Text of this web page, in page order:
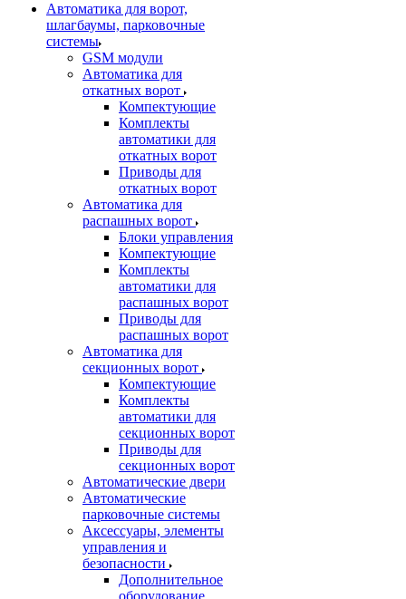
Автоматика для ворот,
шлагбаумы, парковочные
системы
GSM модули
Автоматика для
откатных ворот
Компектующие
Комплекты
автоматики для
откатных ворот
Приводы для
откатных ворот
Автоматика для
распашных ворот
Блоки управления
Компектующие
Комплекты
автоматики для
распашных ворот
Приводы для
распашных ворот
Автоматика для
секционных ворот
Компектующие
Комплекты
автоматики для
секционных ворот
Приводы для
секционных ворот
Автоматические двери
Автоматические
парковочные системы
Аксессуары, элементы
управления и
безопасности
Дополнительное
оборудование